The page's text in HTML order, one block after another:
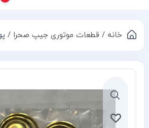
سبد خرید خانه / قطعات موتوری جیپ صحرا /